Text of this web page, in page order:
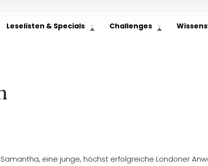
Leselisten & Specials Challenges
Samantha, eine junge, höchst erfolgreiche Londoner